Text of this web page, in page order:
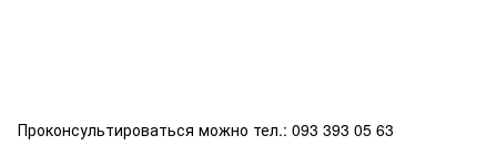
Проконсультироваться можно тел.: 093 393 05 63